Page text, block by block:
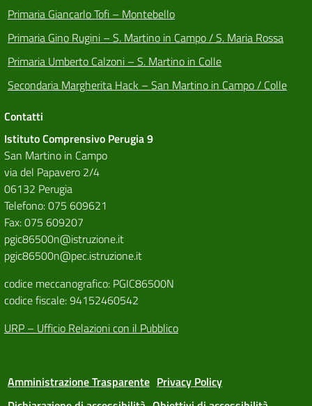
Primaria Giancarlo Tofi – Montebello
Primaria Gino Rugini – S. Martino in Campo / S. Maria Rossa
Primaria Umberto Calzoni – S. Martino in Colle
Secondaria Margherita Hack – San Martino in Campo / Colle
Contatti
Istituto Comprensivo Perugia 9
San Martino in Campo
via del Papavero 2/4
06132 Perugia
Telefono: 075 609621
Fax: 075 609207
pgic86500n@istruzione.it
pgic86500n@pec.istruzione.it
codice meccanografico: PGIC86500N
codice fiscale: 94152460542
URP – Ufficio Relazioni con il Pubblico
Amministrazione Trasparente Privacy Policy